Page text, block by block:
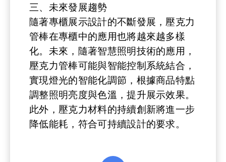
三、未來發展趨勢
隨著專櫃展示設計的不斷發展，壓克力
管棒在專櫃中的應用也將越來越多樣
化。未來，隨著智慧照明技術的應用，
壓克力管棒可能與智能控制系統結合，
實現燈光的智能化調節，根據商品特點
調整照明亮度與色溫，提升展示效果。
此外，壓克力材料的持續創新將進一步
降低能耗，符合可持續設計的要求。